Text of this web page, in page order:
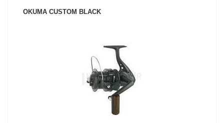
OKUMA CUSTOM BLACK
VOIR LE PRODUIT